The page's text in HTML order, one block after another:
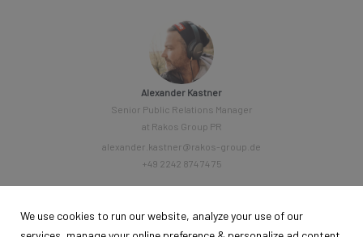
Alexander Kastner
Senior Public Relations Manager
at Rakos Group PR
alexander.kastner@rakos-group.de
+49 2242 874 74 75
We use cookies to run our website, analyze your use of our